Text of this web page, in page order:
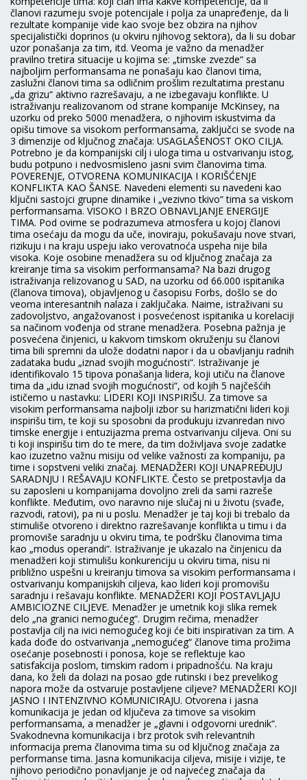
članovi razumeju svoje potencijale i polja za unapređenje, da li
rezultate kompanije vide kao svoje bez obzira na njihov
specijalistički doprinos (u okviru njihovog sektora), da li su dobar
uzor ponašanja za tim, itd. Veoma je važno da menadžer
pravilno tretira situacije u kojima se: „timske zvezde“ sa
najboljim performansama ne ponašaju kao članovi tima,
zaslužni članovi tima sa odličnim prošlim rezultatima prestanu
„da grizu“ aktivno razrešavaju, a ne izbegavaju konflikte. U
istraživanju realizovanom od strane kompanije McKinsey, na
uzorku od preko 5000 menadžera, o njihovim iskustvima da
opišu timove sa visokom performansama, zaključci se svode na
3 dimenzije od ključnog značaja: USAGLAŠENOST OKO CILJA.
Potrebno je da kompanijski cilj i uloga tima u ostvarivanju istog,
budu potpuno i nedvosmisleno jasni svim članovima tima.
POVERENJE, OTVORENA KOMUNIKACIJA I KORIŠĆENJE
KONFLIKTA KAO ŠANSE. Navedeni elementi su navedeni kao
ključni sastojci grupne dinamike i „vezivno tkivo“ tima sa viskom
performansama. VISOKO I BRZO OBNAVLJANJE ENERGIJE
TIMA. Pod ovime se podrazumeva atmosfera u kojoj članovi
tima osećaju da mogu da uče, inoviraju, pokušavaju nove stvari,
rizikuju i na kraju uspeju iako verovatnoća uspeha nije bila
visoka. Koje osobine menadžera su od ključnog značaja za
kreiranje tima sa visokim performansama? Na bazi drugog
istraživanja relizovanog u SAD, na uzorku od 66.000 ispitanika
(članova timova), objavljenog u časopisu Forbs, došlo se do
veoma interesantnih nalaza i zaključaka. Naime, istraživani su
zadovoljstvo, angažovanost i posvećenost ispitanika u korelaciji
sa načinom vođenja od strane menadžera. Posebna pažnja je
posvećena činjenici, u kakvom timskom okruženju su članovi
tima bili spremni da ulože dodatni napor i da u obavljanju radnih
zadataka budu „iznad svojih mogućnosti“. Istraživanje je
identifikovalo 15 tipova ponašanja lidera, koji utiču na članove
tima da „idu iznad svojih mogućnosti“, od kojih 5 najčešćih
ističemo u nastavku: LIDERI KOJI INSPIRIŠU. Za timove sa
visokim performansama najbolji izbor su harizmatični lideri koji
inspirišu tim, te koji su sposobni da produkuju izvanredan nivo
timske energije i entuzijazma prema ostvarivanju ciljeva. Oni su
ti koji inspirišu tim do te mere, da tim doživljava svoje zadatke
kao izuzetno važnu misiju od velike važnosti za kompaniju, pa
time i sopstveni veliki značaj. MENADŽERI KOJI UNAPREĐUJU
SARADNJU I REŠAVAJU KONFLIKTE. Često se pretpostavlja da
su zaposleni u kompanijama dovoljno zreli da sami razreše
konflikte. Međutim, ovo naravno nije slučaj ni u životu (svađe,
razvodi, ratovi), pa ni u poslu. Menadžer je taj koji bi trebalo da
stimuliše otvoreno i direktno razrešavanje konflikta u timu i da
promoviše saradnju u okviru tima, te podršku članovima tima
kao „modus operandi“. Istraživanje je ukazalo na činjenicu da
menadžeri koji stimulišu konkurenciju u okviru tima, nisu ni
približno uspešni u kreiranju timova sa visokim performansama i
ostvarivanju kompanijskih ciljeva, kao lideri koji promovišu
saradnju i rešavaju konflikte. MENADŽERI KOJI POSTAVLJAJU
AMBICIOZNE CILJEVE. Menadžer je umetnik koji slika remek
delo „na granici nemogućeg“. Drugim rečima, menadžer
postavlja cilj na ivici nemogućeg koji će biti inspirativan za tim. A
kada dođe do ostvarivanja „nemogućeg“ članove tima prožima
osećanje posebnosti i ponosa, koje se reflektuje kao
satisfakcija poslom, timskim radom i pripadnošću. Na kraju
dana, ko želi da dolazi na posao gde rutinski i bez prevelikog
napora može da ostvaruje postavljene ciljeve? MENADŽERI KOJI
JASNO I INTENZIVNO KOMUNICIRAJU. Otvorena i jasna
komunikacija je jedan od ključeva za timove sa visokim
performansama, a menadžer je „glavni i odgovorni urednik“.
Svakodnevna komunikacija i brz protok svih relevantnih
informacija prema članovima tima su od ključnog značaja za
performanse tima. Jasna komunikacija ciljeva, misije i vizije, te
njihovo periodično ponavljanje je od najvećeg značaja da